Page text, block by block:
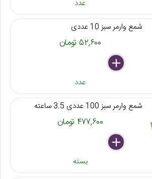
عدد
شمع وارمر سبز 10 عددی
۵۲,۶۰۰ تومان
delete
remove
add
عدد
شمع وارمر سبز 100 عددی 3.5 ساعته
۴۷۷,۶۰۰ تومان
delete
remove
add
بسته